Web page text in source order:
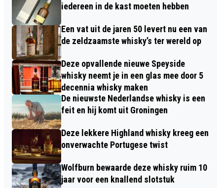
iedereen in de kast moeten hebben
Een vat uit de jaren 50 levert nu een van
de zeldzaamste whisky’s ter wereld op
Deze opvallende nieuwe Speyside
whisky neemt je in een glas mee door 5
decennia whisky maken
De nieuwste Nederlandse whisky is een
feit en hij komt uit Groningen
Deze lekkere Highland whisky kreeg een
onverwachte Portugese twist
Wolfburn bewaarde deze whisky ruim 10
jaar voor een knallend slotstuk